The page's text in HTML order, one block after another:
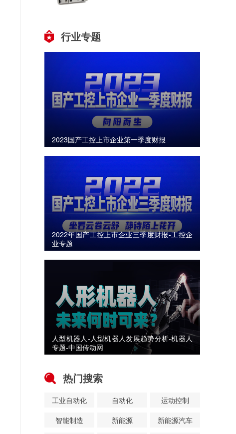
行业专题
2023国产工控上市企业第一季度财报
2022年国产工控上市企业三季度财报-工控企
业专题
人型机器人-人型机器人发展趋势分析-机器人
专题-中国传动网
热门搜索
工业自动化 自动化
运动控制
智能制造
新能源
新能源汽车